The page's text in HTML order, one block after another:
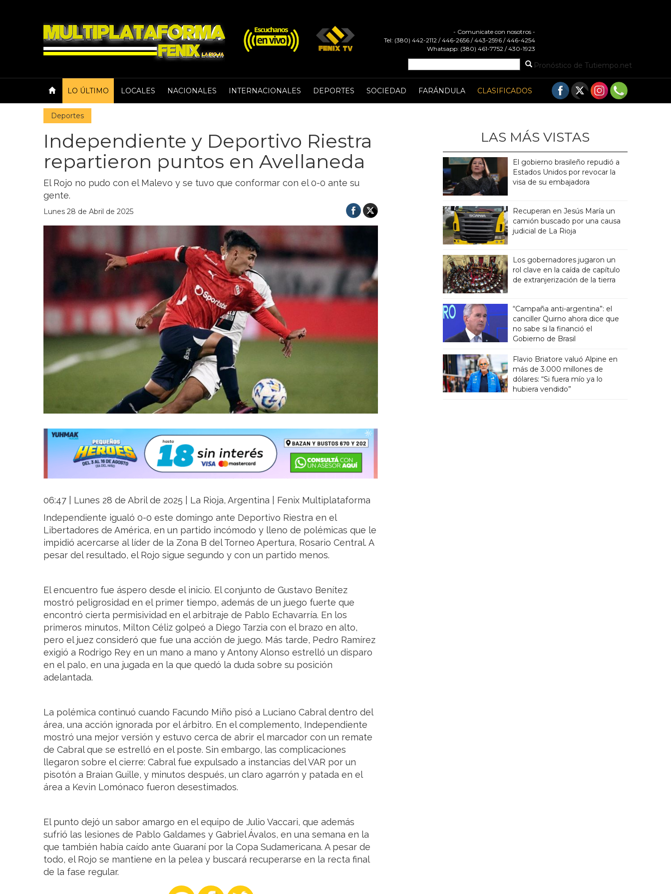
- Comunicate con nosotros -
Tel: (380) 442-2112 / 446-2656 / 443-2596 / 446-4254
Whatsapp: (380) 461-7752 / 430-1923
Pronóstico de Tutiempo.net
LO ÚLTIMO LOCALES NACIONALES INTERNACIONALES DEPORTES SOCIEDAD FARÁNDULA CLASIFICADOS
Deportes
Independiente y Deportivo Riestra
repartieron puntos en Avellaneda
El Rojo no pudo con el Malevo y se tuvo que conformar con el 0-0 ante su
gente.
Lunes 28 de Abril de 2025
06:47 | Lunes 28 de Abril de 2025 | La Rioja, Argentina | Fenix Multiplataforma
Independiente igualó 0-0 este domingo ante Deportivo Riestra en el
Libertadores de América, en un partido incómodo y lleno de polémicas que le
impidió acercarse al líder de la Zona B del Torneo Apertura, Rosario Central. A
pesar del resultado, el Rojo sigue segundo y con un partido menos.
El encuentro fue áspero desde el inicio. El conjunto de Gustavo Benítez
mostró peligrosidad en el primer tiempo, además de un juego fuerte que
encontró cierta permisividad en el arbitraje de Pablo Echavarría. En los
primeros minutos, Milton Céliz golpeó a Diego Tarzia con el brazo en alto,
pero el juez consideró que fue una acción de juego. Más tarde, Pedro Ramírez
exigió a Rodrigo Rey en un mano a mano y Antony Alonso estrelló un disparo
en el palo, en una jugada en la que quedó la duda sobre su posición
adelantada.
La polémica continuó cuando Facundo Miño pisó a Luciano Cabral dentro del
área, una acción ignorada por el árbitro. En el complemento, Independiente
mostró una mejor versión y estuvo cerca de abrir el marcador con un remate
de Cabral que se estrelló en el poste. Sin embargo, las complicaciones
llegaron sobre el cierre: Cabral fue expulsado a instancias del VAR por un
pisotón a Braian Guille, y minutos después, un claro agarrón y patada en el
área a Kevin Lomónaco fueron desestimados.
El punto dejó un sabor amargo en el equipo de Julio Vaccari, que además
sufrió las lesiones de Pablo Galdames y Gabriel Ávalos, en una semana en la
que también había caído ante Guaraní por la Copa Sudamericana. A pesar de
todo, el Rojo se mantiene en la pelea y buscará recuperarse en la recta final
de la fase regular.
LAS MÁS VISTAS
El gobierno brasileño repudió a
Estados Unidos por revocar la
visa de su embajadora
Recuperan en Jesús María un
camión buscado por una causa
judicial de La Rioja
Los gobernadores jugaron un
rol clave en la caída de capítulo
de extranjerización de la tierra
“Campaña anti-argentina”: el
canciller Quirno ahora dice que
no sabe si la financió el
Gobierno de Brasil
Flavio Briatore valuó Alpine en
más de 3.000 millones de
dólares: “Si fuera mío ya lo
hubiera vendido”